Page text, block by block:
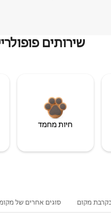
שירותים
חיות מחמד
מקום סוגים אחרים של